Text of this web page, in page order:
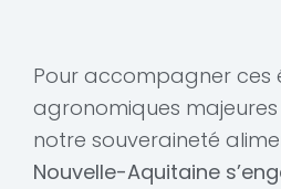
Pour accompagner ces
agronomiques
notre souveraineté
Nouvelle-Aquitaine